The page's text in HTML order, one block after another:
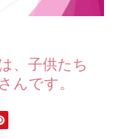
、子供たち
んです。